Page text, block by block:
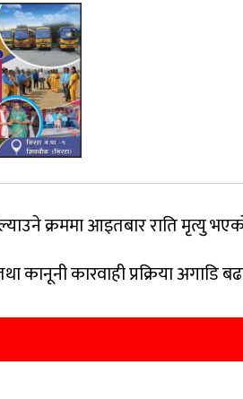
क्रममा आइतबार राति मृत्यु
कानूनी कारवाही प्रक्रिया अगाडि